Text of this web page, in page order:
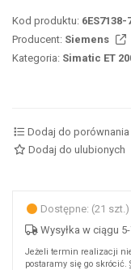
Kod produktu:
Producent: Siemens
Kategoria: Simatic ET
Dodaj do porównania
Dodaj do ulubionych
Dostępne: (21 szt.)
Wysyłka w ciągu
Jeżeli termin realizacji
postaramy się go skrócić.